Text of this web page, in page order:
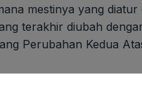
mestinya yang
terakhir diubah
Perubahan Kedua
hakya agar dapat